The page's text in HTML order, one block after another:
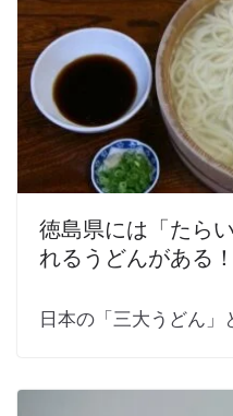
徳島県には「たら
れるうどんがある
日本の「三大うどん